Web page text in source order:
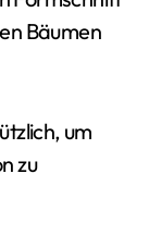
Bäumen
um
zu